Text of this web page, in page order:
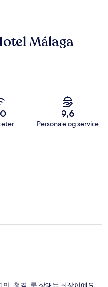
Málaga
9,6
Personale og service
, 청결, 룸 상태는 최상이예요